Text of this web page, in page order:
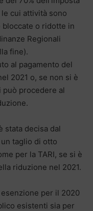
cui attività sono
o ridotte in
Regionali
fine).
al pagamento del
2021 o, se non si è
può procedere al
stata decisa dal
taglio di otto
per la TARI, se si è
riduzione nel 2021.
per il 2020
esistenti sia per